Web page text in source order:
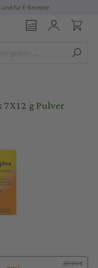
und für E-Rezepte
g Pulver
39,99 €